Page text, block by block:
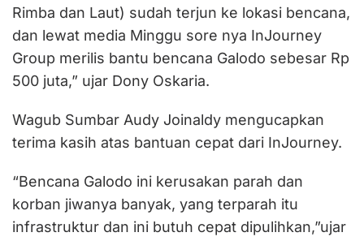
Rimba dan Laut) sudah terjun ke lokasi bencana,
dan lewat media Minggu sore nya InJourney
Group merilis bantu bencana Galodo sebesar Rp
500 juta,” ujar Dony Oskaria.
Wagub Sumbar Audy Joinaldy mengucapkan
terima kasih atas bantuan cepat dari InJourney.
“Bencana Galodo ini kerusakan parah dan
korban jiwanya banyak, yang terparah itu
infrastruktur dan ini butuh cepat dipulihkan,”ujar